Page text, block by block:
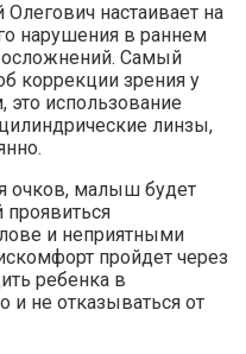
настаивает на
нарушения в раннем
осложнений. Самый
коррекции зрения у
это использование
линзы,
очков, малыш будет
и неприятными
пройдет через
ребенка в
и не отказываться от